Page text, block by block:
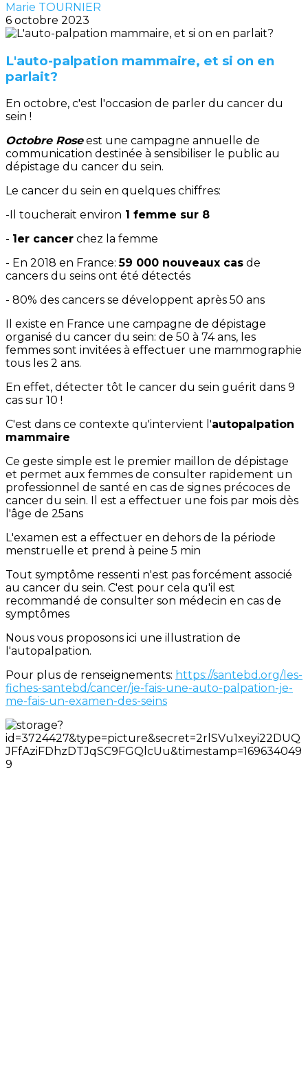
Marie TOURNIER
6 octobre 2023
L'auto-palpation mammaire, et si on en
parlait?
En octobre, c'est l'occasion de parler du cancer du
sein !
Octobre Roseest une campagne annuelle de
communication destinée à sensibiliser le public au
dépistage du cancer du sein.
Le cancer du sein en quelques chiffres:
-Il toucherait environ 1 femme sur 8
- 1er cancer chez la femme
- En 2018 en France:59 000 nouveaux cas de
cancers du seins ont été détectés
- 80% des cancers se développent après 50 ans
Il existe en France une campagne de dépistage
organisé du cancer du sein: de 50 à 74 ans, les
femmes sont invitées à effectuer une mammographie
tous les 2 ans.
En effet, détecter tôt le cancer du sein guérit dans 9
cas sur 10 !
C'est dans ce contexte qu'intervient l'autopalpation
mammaire
Ce geste simple est le premier maillon de dépistage
et permet aux femmes de consulter rapidement un
professionnel de santé en cas de signes précoces de
cancer du sein. Il est a effectuer une fois par mois dès
l'âge de 25ans
L'examen est a effectuer en dehors de la période
menstruelle et prend à peine 5 min
Tout symptôme ressenti n'est pas forcément associé
au cancer du sein. C'est pour cela qu'il est
recommandé de consulter son médecin en cas de
symptômes
Nous vous proposons ici une illustration de
l'autopalpation.
Pour plus de renseignements: https://santebd.org/les-
fiches-santebd/cancer/je-fais-une-auto-palpation-je-
me-fais-un-examen-des-seins